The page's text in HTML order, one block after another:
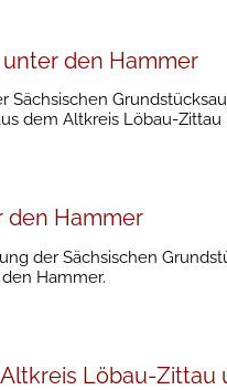
den Hammer
Sächsischen
dem Altkreis Löbau-Zittau
den Hammer
der Sächsischen
Hammer.
Löbau-Zittau